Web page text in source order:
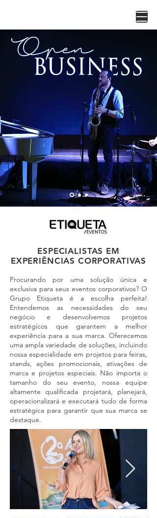
ESPECIALISTAS EM
EXPERIÊNCIAS CORPORATIVAS
Procurando por uma solução única e
exclusiva para seus eventos corporativos? O
Grupo Etiqueta é a escolha perfeita!
Entendemos as necessidades do seu
negócio e desenvolvemos projetos
estratégicos que garantem a melhor
experiência para a sua marca. Oferecemos
uma ampla variedade de soluções, incluindo
nossa especialidade em projetos para feiras,
stands, ações promocionais, ativações de
marca e projetos especiais. Não importa o
tamanho do seu evento, nossa equipe
altamente qualificada projetará, planejará,
operacionalizará e executará tudo de forma
estratégica para garantir que sua marca se
destaque.